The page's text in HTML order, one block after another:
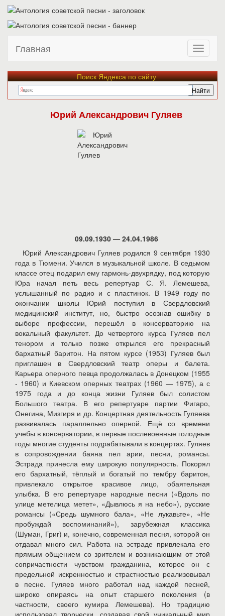
Главная
Поиск Яндекса по сайту
Юрий Александрович Гуляев
09.09.1930 — 24.04.1986
Юрий Александрович Гуляев родился 9 сентября 1930
года в Тюмени. Учился в музыкальной школе. В седьмом
классе отец подарил ему гармонь-двухрядку, под которую
Юра начал петь весь репертуар С. Я. Лемешева,
услышанный по радио и с пластинок. В 1949 году по
окончании школы Юрий поступил в Свердловский
медицинский институт, но, быстро осознав ошибку в
выборе профессии, перешёл в консерваторию на
вокальный факультет. До четвертого курса Гуляев пел
тенором и только позже открылся его прекрасный
бархатный баритон. На пятом курсе (1953) Гуляев был
приглашен в Свердловский театр оперы и балета.
Карьера оперного певца продолжалась в Донецком (1955
- 1960) и Киевском оперных театрах (1960 — 1975), а с
1975 года и до конца жизни Гуляев был солистом
Большого театра. В его репертуаре партии Фигаро,
Онегина, Мизгиря и др. Концертная деятельность Гуляева
развивалась параллельно оперной. Ещё со времени
учебы в консерватории, в первые послевоенные голодные
годы многие студенты подрабатывали в концертах. Гуляев
в сопровождении баяна пел арии, песни, романсы.
Эстрада принесла ему широкую популярность. Покорял
его бархатный, тёплый и богатый по тембру баритон,
привлекало открытое красивое лицо, обаятельная
улыбка. В его репертуаре народные песни («Вдоль по
улице метелица метет», «Дывлюсь я на небо»), русские
романсы («Средь шумного бала», «Не лукавьте», «Не
пробуждай воспоминаний»), зарубежная классика
(Шуман, Григ) и, конечно, современная песня, которой он
отдавал много сил. Работа на эстраде привлекала его
прямым общением со зрителем и возникающим от этой
сопричастности чувством гражданина, которое он с
предельной искренностью и страстностью реализовывал
в песне. Гуляев много работал над каждой песней,
широко опираясь на опыт старшего поколения (в
частности, своего кумира Лемешева). Но традицию
использовал творчески, создавая свой уникальный мир